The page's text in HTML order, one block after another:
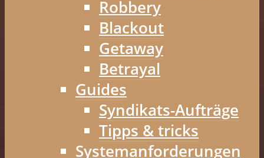
Robbery
Blackout
Getaway
Betrayal
Guides
Syndikats-Aufträge
Tipps & tricks
Systemanforderungen